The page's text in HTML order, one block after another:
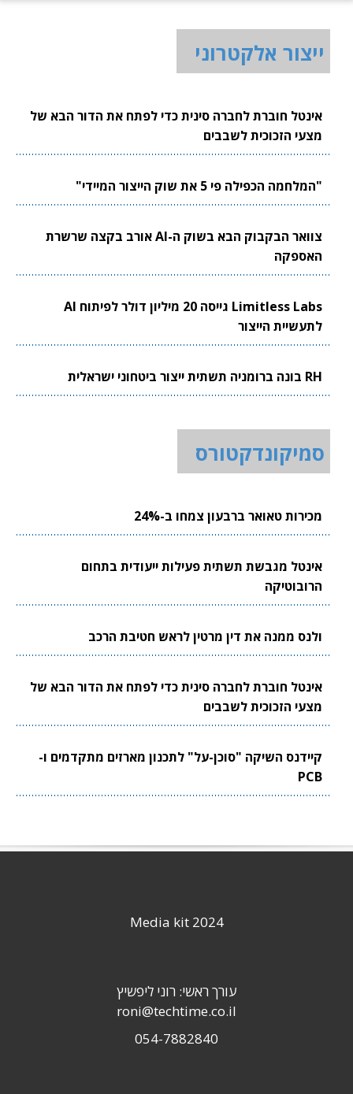
ייצור אלקטרוני
אינטל חוברת לחברה סינית כדי לפתח את הדור הבא של
מצעי הזכוכית לשבבים
"המלחמה הכפילה פי 5 את שוק הייצור המיידי"
צוואר הבקבוק הבא בשוק ה-AI אורב בקצה שרשרת
האספקה
Limitless Labs גייסה 20 מיליון דולר לפיתוח AI
לתעשיית הייצור
RH בונה ברומניה תשתית ייצור ביטחוני ישראלית
סמיקונדקטורס
מכירות טאואר ברבעון צמחו ב-24%
אינטל מגבשת תשתית פעילות ייעודית בתחום
הרובוטיקה
ולנס ממנה את דין מרטין לראש חטיבת הרכב
אינטל חוברת לחברה סינית כדי לפתח את הדור הבא של
מצעי הזכוכית לשבבים
קיידנס השיקה "סוכן-על" לתכנון מארזים מתקדמים ו-
PCB
Media kit 2024
עורך ראשי: רוני ליפשיץ
roni@techtime.co.il
054-7882840